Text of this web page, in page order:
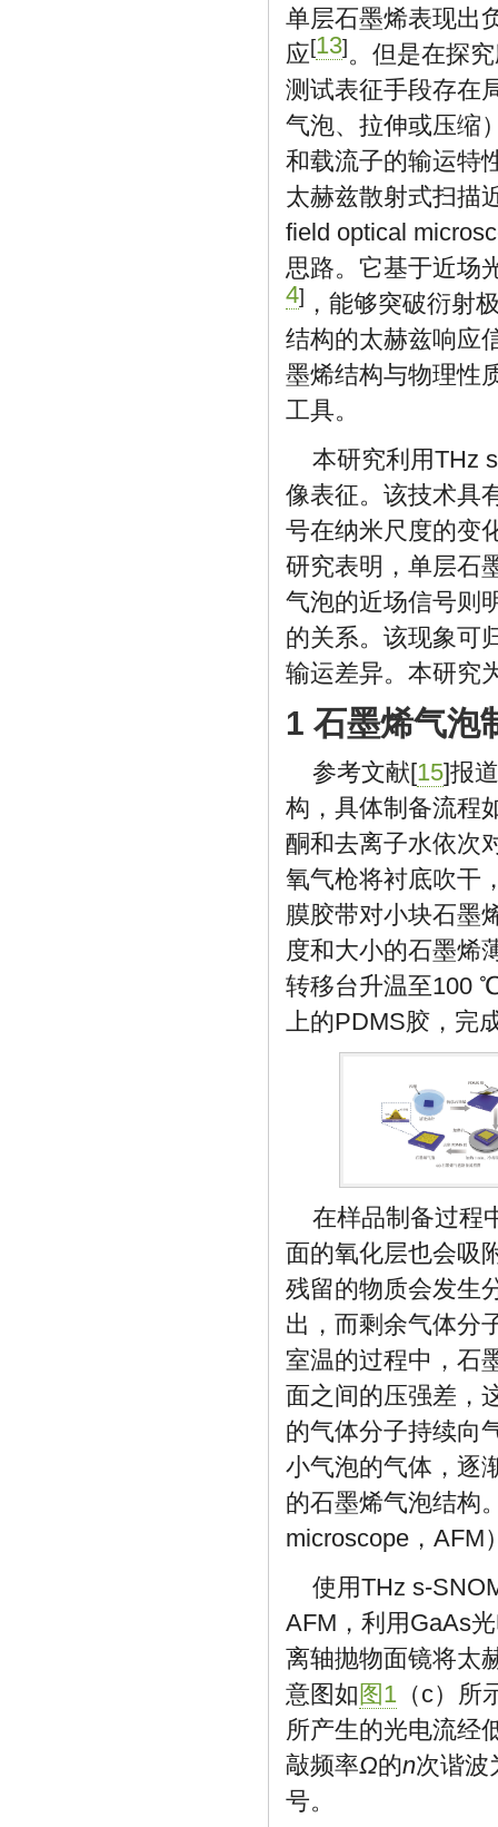
单层石墨烯表现出
应[13]。但是在探
测试表征手段存在
气泡、拉伸或压缩
和载流子的输运特
太赫兹散射式扫描
field optical
思路。它基于近场
4] ，能够突破衍射
结构的太赫兹响应
墨烯结构与物理性
工具。
本研究利用THz
像表征。该技术具
号在纳米尺度的变
研究表明，单层石
气泡的近场信号则
的关系。该现象可
输运差异。本研究
1 石墨烯气泡
参考文献[15]报
构，具体制备流程
酮和去离子水依次
氧气枪将衬底吹干
膜胶带对小块石墨
度和大小的石墨烯
转移台升温至100
上的PDMS胶，完
在样品制备过程
面的氧化层也会吸
残留的物质会发生
出，而剩余气体分
室温的过程中，石
面之间的压强差，
的气体分子持续向
小气泡的气体，逐
的石墨烯气泡结构
microscope，AFM
使用THz s-
AFM，利用GaAs
离轴抛物面镜将太
意图如 图1 （c）
所产生的光电流经
敲频率Ω的n次谐波
号。